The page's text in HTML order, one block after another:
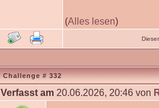
(Alles lesen)
Challenge # 332
Verfasst am 20.06.2026, 20:46 von